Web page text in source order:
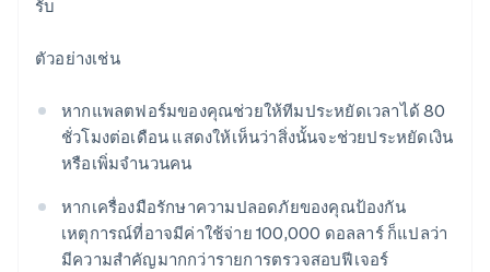
รับ
ตัวอย่างเช่น
หากแพลตฟอร์มของคุณช่วยให้ทีมประหยัดเวลาได้ 80
ชั่วโมงต่อเดือน แสดงให้เห็นว่าสิ่งนั้นจะช่วยประหยัดเงิน
หรือเพิ่มจำนวนคน
หากเครื่องมือรักษาความปลอดภัยของคุณป้องกัน
เหตุการณ์ที่อาจมีค่าใช้จ่าย 100,000 ดอลลาร์ ก็แปลว่า
มีความสำคัญมากกว่ารายการตรวจสอบฟีเจอร์